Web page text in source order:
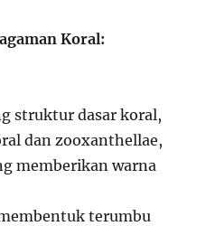
Koral:
struktur dasar koral,
dan zooxanthellae,
memberikan warna
terumbu